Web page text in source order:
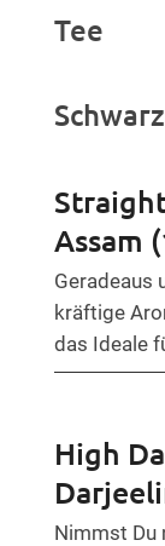
Tee
Assam
Geradeaus
kräftige
das Ideale
High
Nimmst Du